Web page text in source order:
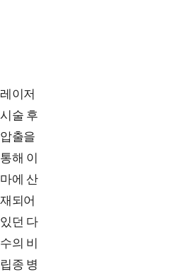
레이저
시술 후
압출을
통해 이
마에 산
재되어
있던 다
수의 비
립종 병